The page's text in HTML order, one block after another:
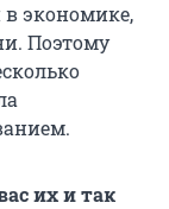
экономике,
Поэтому
их и так